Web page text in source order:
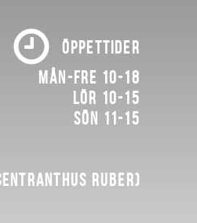
ÖPPETTIDER
Mån-fre 10-18
Lör 10-15
Sön 11-15
ruber)